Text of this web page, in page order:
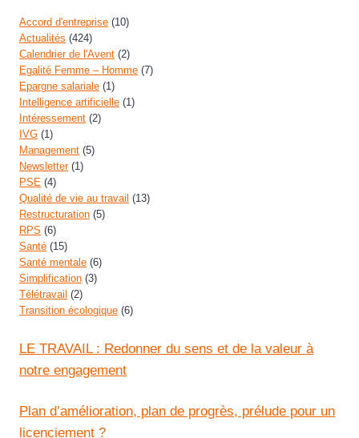
Accord d'entreprise (10)
Actualités (424)
Calendrier de l'Avent (2)
Egalité Femme – Homme (7)
Epargne salariale (1)
Intelligence artificielle (1)
Intéressement (2)
IVG (1)
Management (5)
Newsletter(1)
PSE (4)
Qualité de vie au travail (13)
Restructuration (5)
RPS (6)
Santé (15)
Santé mentale (6)
Simplification (3)
Télétravail (2)
Transition écologique (6)
LE TRAVAIL : Redonner du sens et de la valeur à
notre engagement
Plan d’amélioration, plan de progrès, prélude pour un
licenciement ?